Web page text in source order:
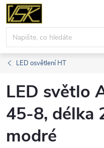
Přejít
obsah
LED osvětlení HT
LED světlo
45-8, délka
modré